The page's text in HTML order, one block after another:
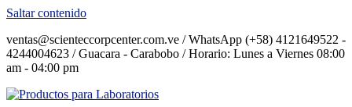
Saltar contenido
ventas@scienteccorpcenter.com.ve / WhatsApp (+58) 4121649522 -
4244004623 / Guacara - Carabobo / Horario: Lunes a Viernes 08:00
am - 04:00 pm